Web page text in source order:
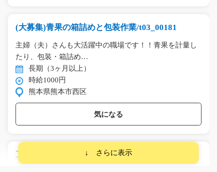
(大募集)青果の箱詰めと包装作業/t03_00181
主婦（夫）さんも大活躍中の職場です！！青果を計量し
たり、包装・箱詰め…
長期（3ヶ月以上）
時給1000円
熊本県熊本市西区
気になる
工業用電子部品の仕分け・ピッキング/y03_00063